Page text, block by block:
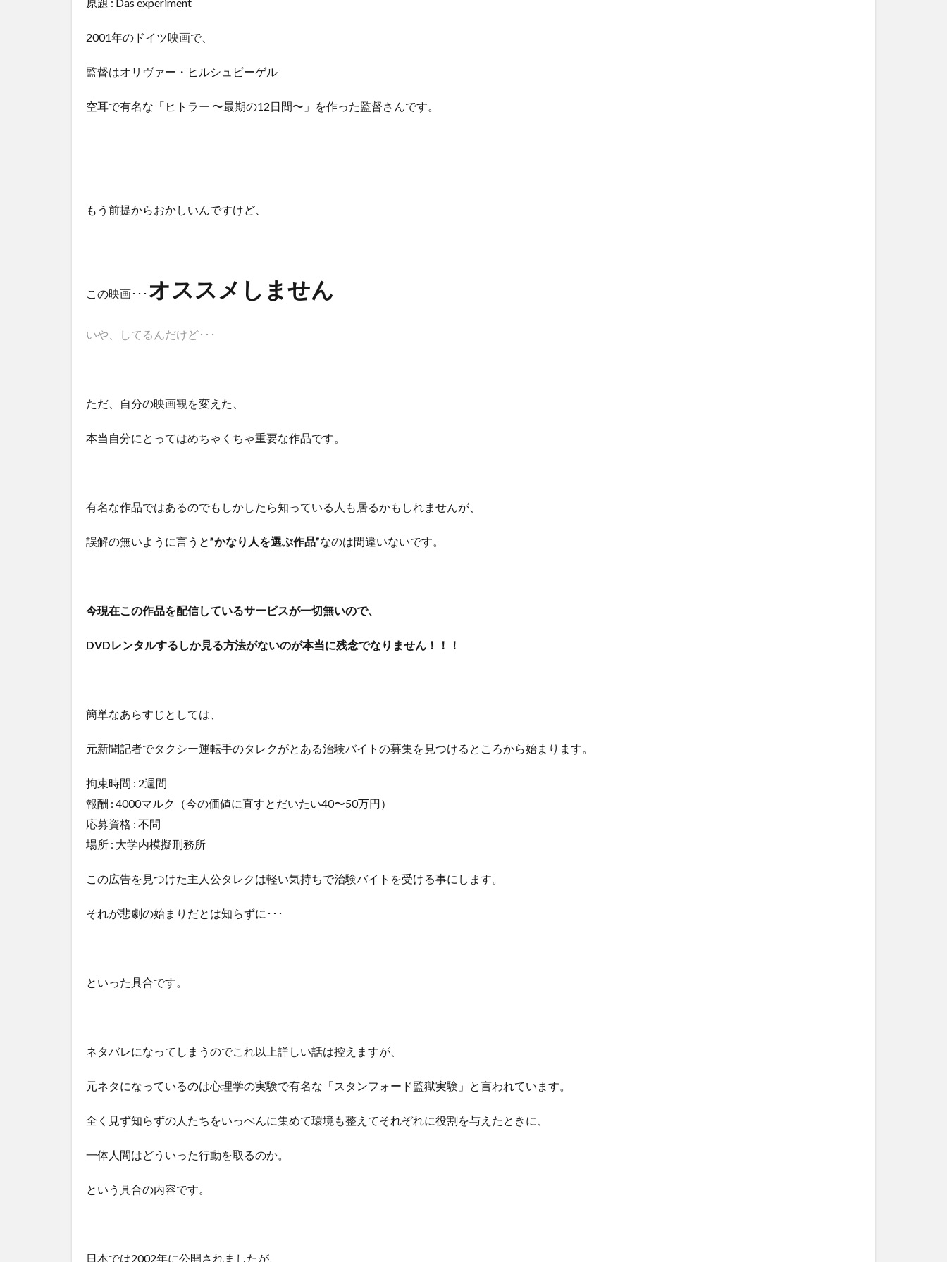
2001年のドイツ映画で、
監督はオリヴァー・ヒルシュビーゲル
空耳で有名な「ヒトラー 〜最期の12日間〜」を作った監督さんです。
もう前提からおかしいんですけど、
この映画･･･ オススメしません
いや、してるんだけど･･･
ただ、自分の映画観を変えた、
本当自分にとってはめちゃくちゃ重要な作品です。
有名な作品ではあるのでもしかしたら知っている人も居るかもしれませんが、
誤解の無いように言うと”かなり人を選ぶ作品”なのは間違いないです。
今現在この作品を配信しているサービスが一切無いので、
DVDレンタルするしか見る方法がないのが本当に残念でなりません！！！
簡単なあらすじとしては、
元新聞記者でタクシー運転手のタレクがとある治験バイトの募集を見つけるところから始まります。
拘束時間 : 2週間
報酬 : 4000マルク（今の価値に直すとだいたい40〜50万円）
応募資格 : 不問
場所 : 大学内模擬刑務所
この広告を見つけた主人公タレクは軽い気持ちで治験バイトを受ける事にします。
それが悲劇の始まりだとは知らずに･･･
といった具合です。
ネタバレになってしまうのでこれ以上詳しい話は控えますが、
元ネタになっているのは心理学の実験で有名な「スタンフォード監獄実験」と言われています。
全く見ず知らずの人たちをいっぺんに集めて環境も整えてそれぞれに役割を与えたときに、
一体人間はどういった行動を取るのか。
という具合の内容です。
日本では2002年に公開されましたが、